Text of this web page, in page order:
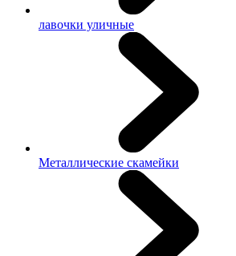
лавочки уличные
Металлические скамейки